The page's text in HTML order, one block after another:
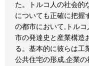
た。トルコ人の社会的
についても正確に把握
の都市において,トル
市の発達史と産業構造
る。基本的に彼らは工
公共住宅の形成,企業